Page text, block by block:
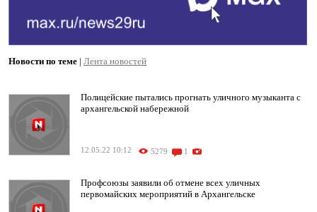
Новости по теме | Лента новостей
Полицейские пытались прогнать уличного музыканта с
архангельской набережной
12.05.22 10:12 5279 1
Профсоюзы заявили об отмене всех уличных
первомайских мероприятий в Архангельске